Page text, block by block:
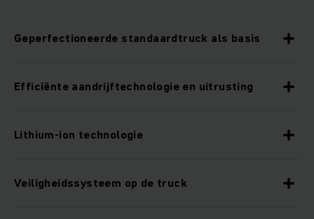
Geperfectioneerde standaardtruck als basis
Efficiënte aandrijftechnologie en uitrusting
Lithium-ion technologie
Veiligheidssysteem op de truck